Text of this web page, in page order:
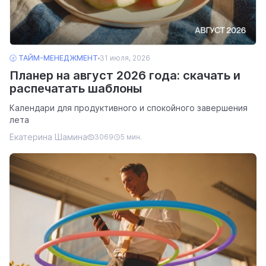
🕝 ТАЙМ-МЕНЕДЖМЕНТ 31 июля, 2026
Планер на август 2026 года: скачать и
распечатать шаблоны
Календари для продуктивного и спокойного завершения
лета
Екатерина Шамина
3069 5 мин.